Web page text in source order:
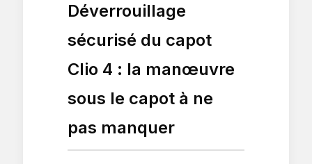
Déverrouillage
sécurisé du capot
Clio 4 : la manœuvre
sous le capot à ne
pas manquer